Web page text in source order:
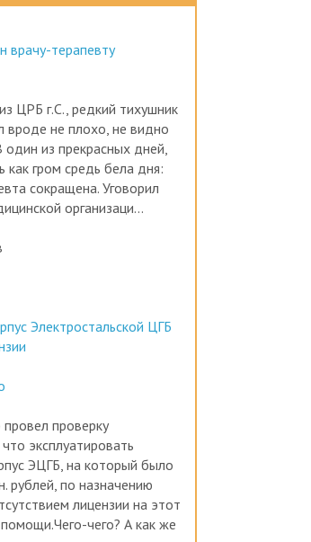
терапевту
ЦРБ г.С., редкий тихушник
вроде не плохо, не видно
один из прекрасных дней,
как гром средь бела дня:
сокращена. Уговорил
организаци...
Электростальской ЦГБ
проверку
эксплуатировать
ЭЦГБ, на который было
рублей, по назначению
лицензии на этот
чего? А как же